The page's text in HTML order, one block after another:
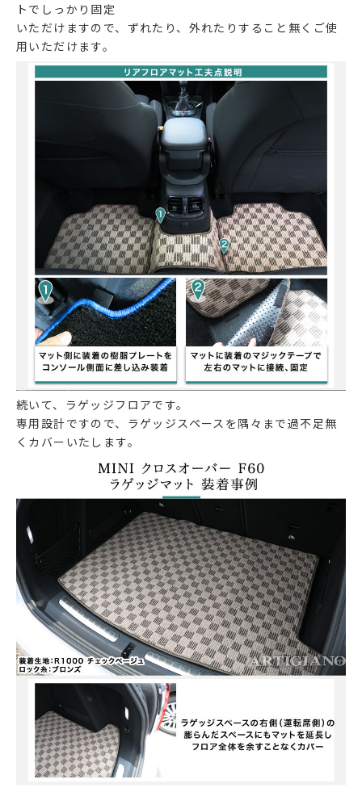
トでしっかり固定
いただけますので、ずれたり、外れたりすること無くご使
用いただけます。
続いて、ラゲッジフロアです。
専用設計ですので、ラゲッジスペースを隅々まで過不足無
くカバーいたします。